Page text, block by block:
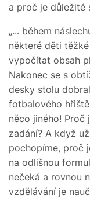
a proč je důležité
„... během
některé děti
vypočítat obsah
Nakonec se s
desky stolu
fotbalového
něco jiného!
zadání? A když
pochopíme, proč
na odlišnou
nečeká a rovnou
vzdělávání je